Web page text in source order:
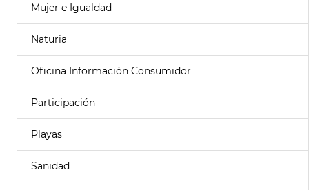
Mujer e Igualdad
Naturia
Oficina Información Consumidor
Participación
Playas
Sanidad